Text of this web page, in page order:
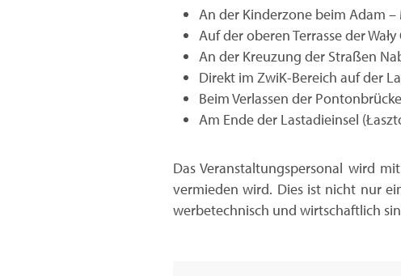
An der Kinderzone beim Adam
Auf der oberen Terrasse der
An der Kreuzung der Straßen
Direkt im ZwiK-Bereich auf der
Beim Verlassen der Pontonbrücke
Am Ende der Lastadieinsel
Das Veranstaltungspersonal wird
vermieden wird. Dies ist nicht nur
werbetechnisch und wirtschaftlich